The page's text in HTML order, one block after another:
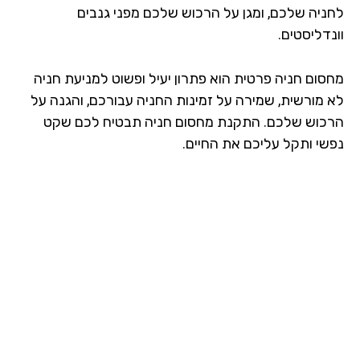
שלכם, ומגן על הרכוש שלכם מפני גנבים
חניה פרטית הוא פתרון יעיל ופשוט למניעת חניה
מורשית, שמירה על זמינות החניה עבורכם, והגנה על
שלכם. התקנת מחסום חניה תבטיח לכם שקט
ותקל עליכם את החיים.